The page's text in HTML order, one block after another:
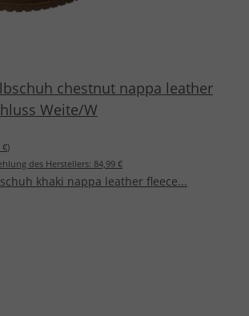
chestnut nappa leather
Weite/W
€)
des Herstellers: 84,99 €